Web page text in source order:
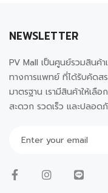
NEWSLETTER
PV Mall เป็นศูนย์รวมสินค้
ทางการแพทย์ ที่ได้รับคัดส
มาตรฐาน เรามีสินค้าให้เ
สะดวก รวดเร็ว และปลอด